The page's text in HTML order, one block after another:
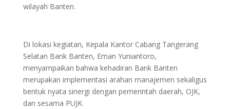
wilayah Banten.
Di lokasi kegiatan, Kepala Kantor Cabang Tangerang
Selatan Bank Banten, Eman Yuniantoro,
menyampaikan bahwa kehadiran Bank Banten
merupakan implementasi arahan manajemen sekaligus
bentuk nyata sinergi dengan pemerintah daerah, OJK,
dan sesama PUJK.